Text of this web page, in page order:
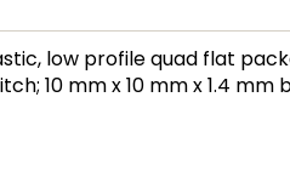
low profile quad flat
10 mm x 10 mm x 1.4 mm